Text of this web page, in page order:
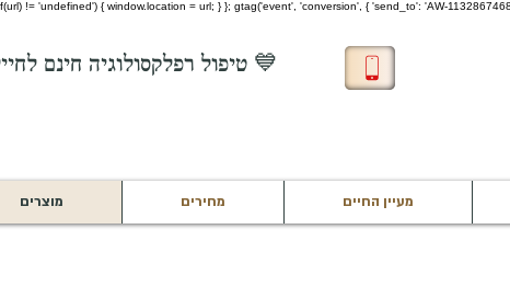
!= 'undefined') { window.location = url; } }; gtag('event', 'conversion', { 'send_to': 'AW-
💙 טיפול רפלקסולוגיה חינם לחיילים בשירות 💙
מעיין החיים מחירים מוצרים